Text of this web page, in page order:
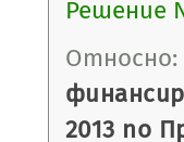
Решение
Относно:
2013 по